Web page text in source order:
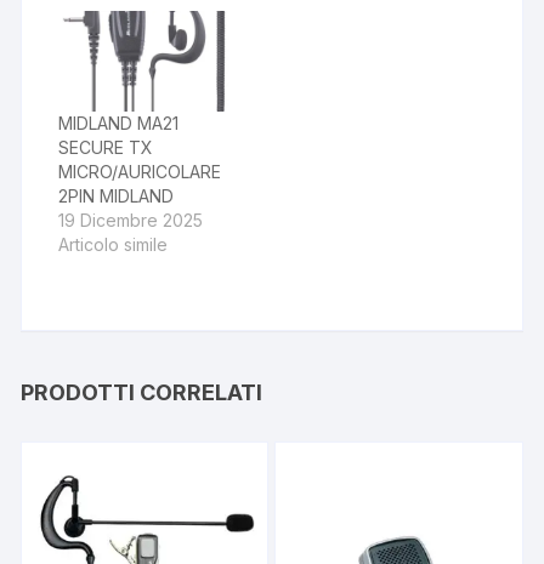
MIDLAND MA21
SECURE TX
MICRO/AURICOLARE
2PIN MIDLAND
19 Dicembre 2025
Articolo simile
PRODOTTI CORRELATI